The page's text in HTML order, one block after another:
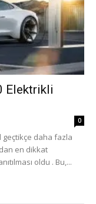
Elektrikli
0
geçtikçe daha fazla
en dikkat
oldu . Bu,...